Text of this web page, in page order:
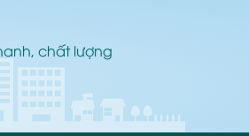
chất lượng